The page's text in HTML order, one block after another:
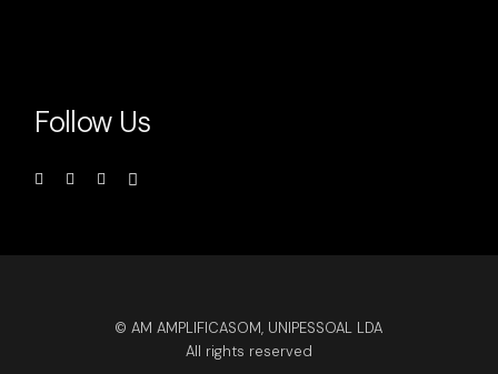
Follow Us
© AM AMPLIFICASOM, UNIPESSOAL LDA
All rights reserved